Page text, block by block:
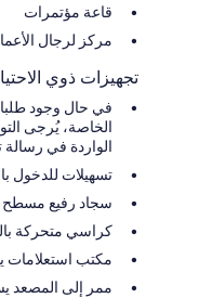
قاعة مؤتمرات
مركز لرجال
تجهيزات ذوي
في حال وجود
الخاصة، يُرجى
الواردة في رسالة
تسهيلات للدخول
سجاد رفيع مسطح
كراسي متحركة
مكتب استعلامات
ممر إلى المصعد